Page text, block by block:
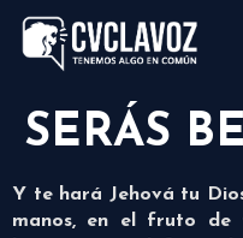
SERÁS
Y te hará Jehová tu
manos, en el fruto